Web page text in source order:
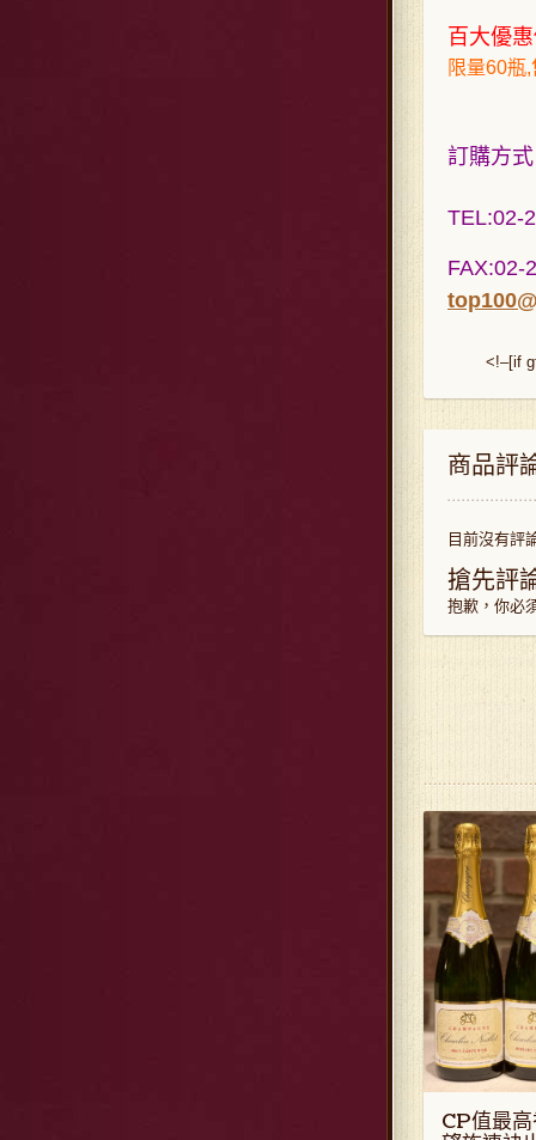
百大優
限量60瓶
訂購方
TEL:02-
FAX:02-
<!–[if
商品評
目前沒有評
搶先評
抱歉，你必
CP值最